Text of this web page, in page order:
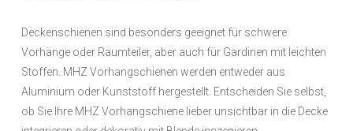
Deckenschienen sind besonders geeignet für schwere
Vorhänge oder Raumteiler, aber auch für Gardinen mit leichten
Stoffen. MHZ Vorhangschienen werden entweder aus
Aluminium oder Kunststoff hergestellt. Entscheiden Sie selbst,
ob Sie Ihre MHZ Vorhangschiene lieber unsichtbar in die Decke